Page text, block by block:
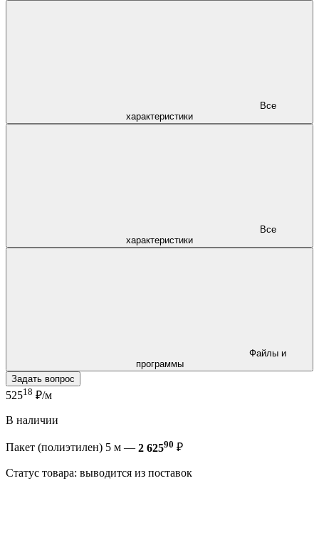
характеристики
характеристики
программы
Задать вопрос
52518 ₽/м
В наличии
Пакет (полиэтилен) 5 м — 2 62590 ₽
Статус товара: выводится из поставок